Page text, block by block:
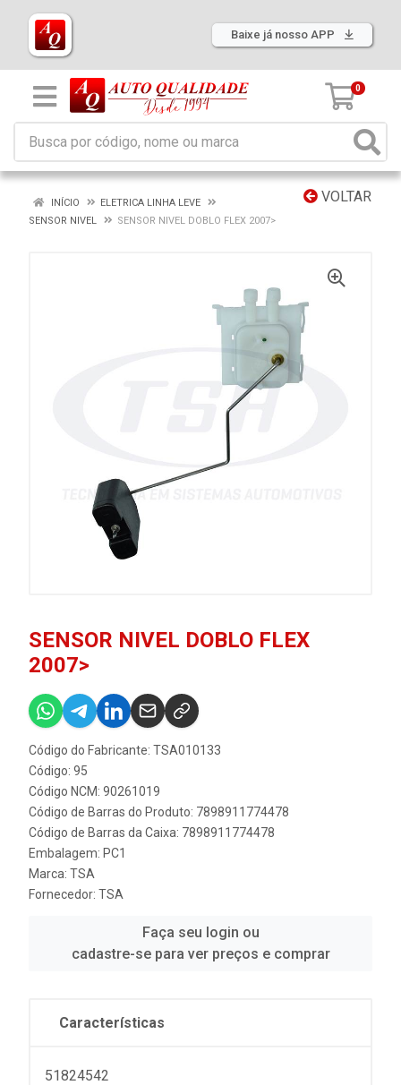
Baixe já nosso APP
0
VOLTAR
INÍCIO
ELETRICA LINHA LEVE
SENSOR NIVEL
SENSOR NIVEL DOBLO FLEX 2007>
SENSOR NIVEL DOBLO FLEX
2007>
Código do Fabricante: TSA010133
Código: 95
Código NCM: 90261019
Código de Barras do Produto: 7898911774478
Código de Barras da Caixa: 7898911774478
Embalagem: PC1
Marca: TSA
Fornecedor: TSA
Faça seu login ou
cadastre-se para ver preços e comprar
Características
51824542